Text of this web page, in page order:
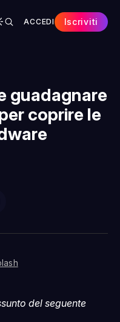
ACCEDI Iscriviti
guadagnare
coprire le
del seguente